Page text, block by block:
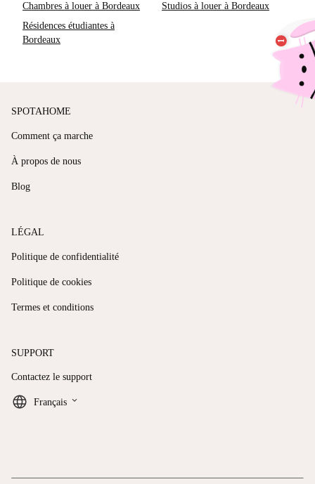
Chambres à louer à Bordeaux
Studios à louer à Bordeaux
Résidences étudiantes à
Bordeaux
SPOTAHOME
Comment ça marche
À propos de nous
Blog
LÉGAL
Politique de confidentialité
Politique de cookies
Termes et conditions
SUPPORT
Contactez le support
Français keyboard_arrow_down